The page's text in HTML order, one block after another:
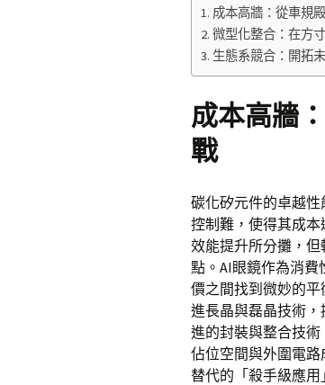
成本高牆：從車規
微型化整合：在方
生態系競合：開拓
成本高牆
戰
碳化矽元件的卓越
控制難，使得其成
效能提升所分攤，
點。AI眼鏡作為消
價之間找到微妙的
進長晶與磊晶技術
進的封裝與整合技術
佔位空間與外圍電
替代的「殺手級應